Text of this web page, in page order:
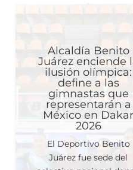
Alcaldía Benito
Juárez enciende la
ilusión olímpica:
define a las
gimnastas que
representarán a
México en Dakar
2026